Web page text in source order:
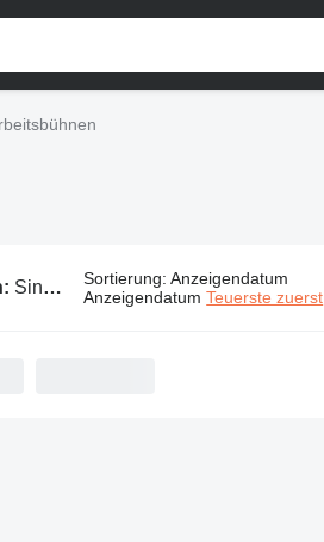
Sinoboom Arbeitsbühnen Sortierung: Anzeigendatum
Anzeigendatum Teuerste zuerst